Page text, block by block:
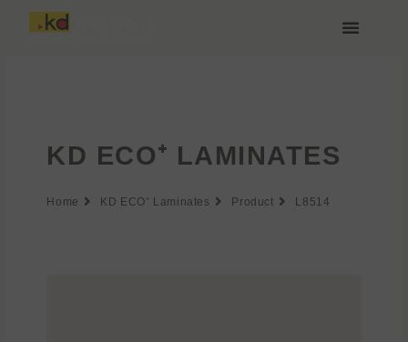
Inhalt
KD ECO⁺ LAMINATES
Home KD ECO⁺ Laminates Product L8514